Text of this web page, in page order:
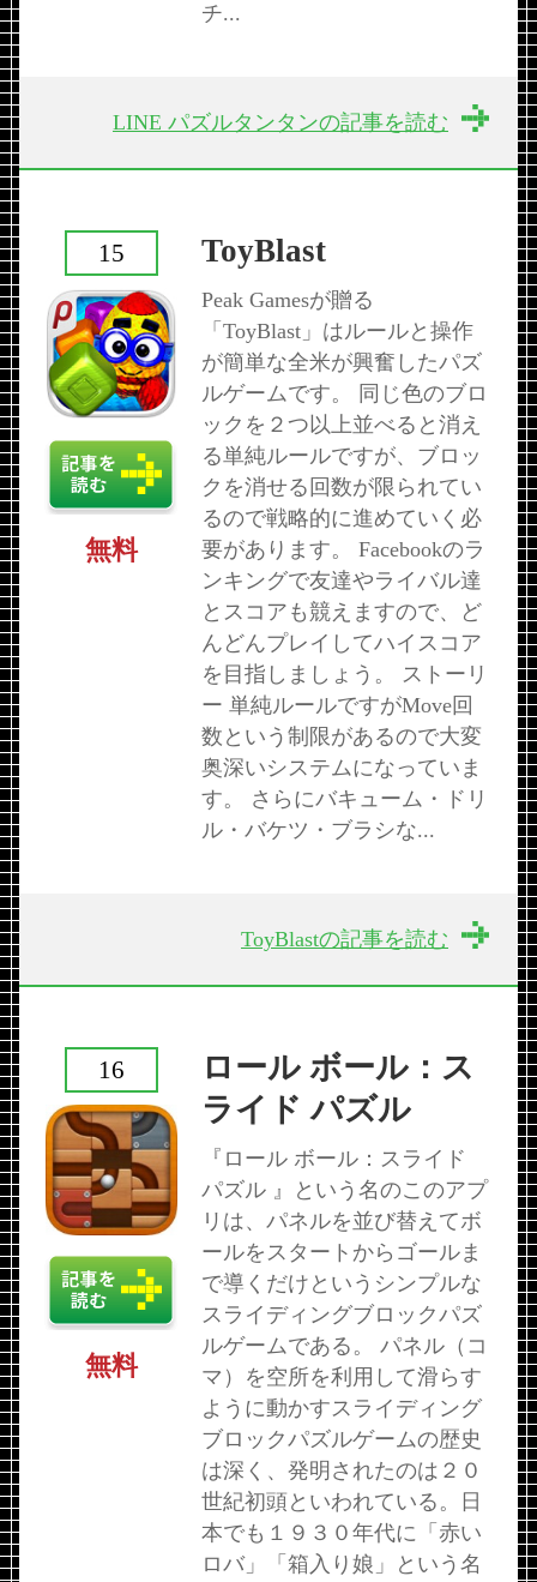
チ...
LINE パズルタンタンの記事を読む
ToyBlast
Peak Gamesが贈る
「ToyBlast」はルールと操作
が簡単な全米が興奮したパズ
ルゲームです。 同じ色のブロ
ックを２つ以上並べると消え
る単純ルールですが、ブロッ
クを消せる回数が限られてい
るので戦略的に進めていく必
要があります。 Facebookのラ
ンキングで友達やライバル達
とスコアも競えますので、ど
んどんプレイしてハイスコア
を目指しましょう。 ストーリ
ー 単純ルールですがMove回
数という制限があるので大変
奥深いシステムになっていま
す。 さらにバキューム・ドリ
ル・バケツ・ブラシな...
15
無料
ToyBlastの記事を読む
ロール ボール：ス
ライド パズル
『ロール ボール：スライド
パズル 』という名のこのアプ
リは、パネルを並び替えてボ
ールをスタートからゴールま
で導くだけというシンプルな
スライディングブロックパズ
ルゲームである。 パネル（コ
マ）を空所を利用して滑らす
ように動かすスライディング
ブロックパズルゲームの歴史
は深く、発明されたのは２０
世紀初頭といわれている。日
本でも１９３０年代に「赤い
ロバ」「箱入り娘」という名
16
無料